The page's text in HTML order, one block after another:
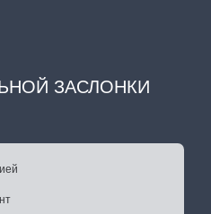
ЗАСЛОНКИ